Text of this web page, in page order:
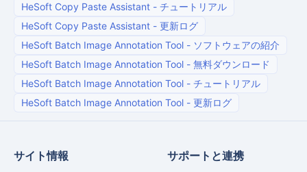
HeSoft Copy Paste Assistant - チュートリアル
HeSoft Copy Paste Assistant - 更新ログ
HeSoft Batch Image Annotation Tool - ソフトウェアの紹介
HeSoft Batch Image Annotation Tool - 無料ダウンロード
HeSoft Batch Image Annotation Tool - チュートリアル
HeSoft Batch Image Annotation Tool - 更新ログ
サイト情報 サポートと連携